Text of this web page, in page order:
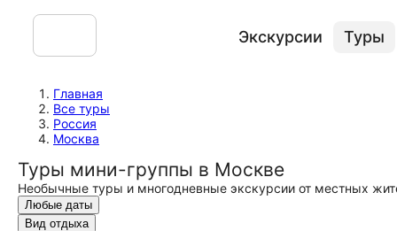
Экскурсии Туры
Главная
Все туры
Россия
Москва
Туры мини-группы в Москве
Необычные туры и многодневные экскурсии от местных
Любые даты
Вид отдыха